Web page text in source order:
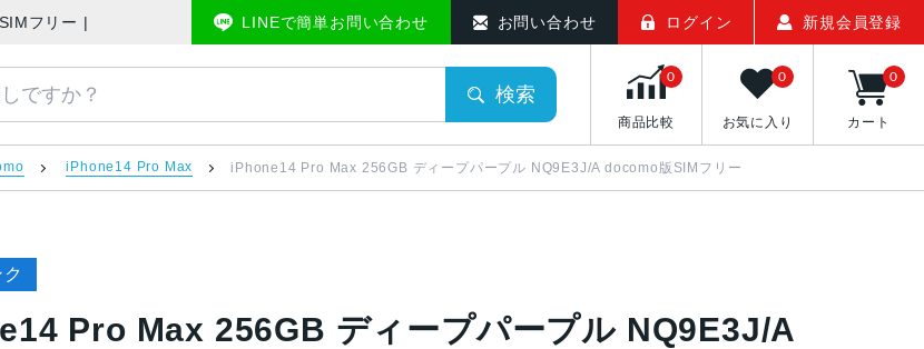
フリー | 中古スマホ販売のアメモバマーケット
LINEで簡単お問い合わせ お問い合わせ ログイン 新規会員登録
検索
商品比較
0
お気に入り
0
カート
0
iPhone14 Pro Max iPhone14 Pro Max 256GB ディープパープル NQ9E3J/A docomo版SIMフリー
Pro Max 256GB ディープパープル NQ9E3J/A